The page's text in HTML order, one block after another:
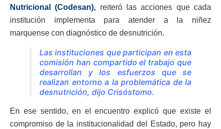
Nutricional (Codesan), reiteró las acciones que cada
institución implementa para atender a la niñez
marquense con diagnóstico de desnutrición.
Las instituciones que participan en esta
comisión han compartido el trabajo que
desarrollan y los esfuerzos que se
realizan entorno a la problemática de la
desnutrición, dijo Crisóstomo.
En ese sentido, en el encuentro explicó que existe el
compromiso de la institucionalidad del Estado, pero hay